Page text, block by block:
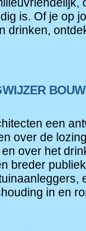
is. Of je op
drinken,
een
over de
over het
breder
in en